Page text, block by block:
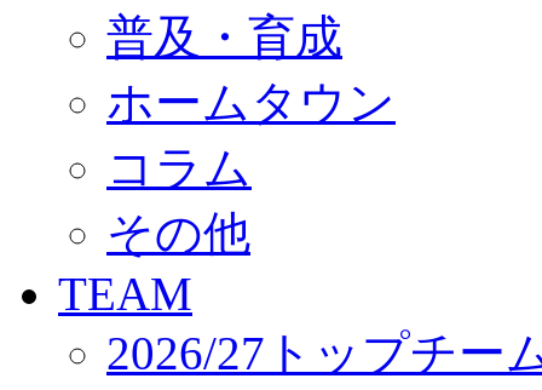
ジュニアユース
ユース
練習拠点（ナラディーア）
SCHOOL
CLUB
パートナー募集
クラブ理念
サステナビリティ
Web制作支援
応援プロジェクト
普及・育成
ホームタウン
コラム
その他
TEAM
2026/27トップチー